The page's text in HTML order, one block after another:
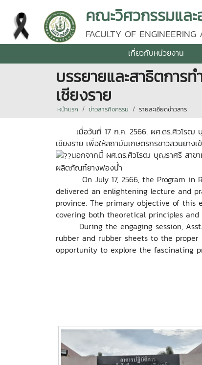
คณะวิศวกรรมแล
FACULTY OF
เกี่ยวกับหน่วยงาน
บรรยายและสาธิตกา
เชียงราย
หน้าแรก ข่าวสารกิจกรรม รายละเอียดข่าวสาร
เมื่อวันที่ 17 ก.ค. 2566, ผศ.ดร.ศิวโรฒ บุญ
เชียงราย เพื่อให้สถาบันเกษตรกรชาวสวนยา
นอกจากนี้ ผศ.ดร.ศิวโรฒ บุญราศรี สาขา
ผลิตภัณฑ์ยางฟองน้ำ
On July 17, 2566, the Program in
delivered an enlightening lecture and
province. The primary objective of this
covering both theoretical principles
During the engaging session, Asst.
rubber and rubber sheets to the
opportunity to explore the fascinating